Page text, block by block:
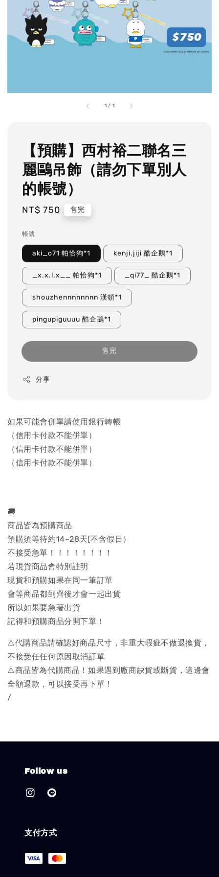
1 / 1
【預購】西村裕二聯名三
麗鷗吊飾（請勿下單別人
的帳號）
Regular
NT$ 750 售完
帳號
aki_o71 帕恰狗*1 kenji.jiji 酷企鵝*1
_x.x.l.x__ 帕恰狗*1 _qi77_ 酷企鵝*1
shouzhennnnnnnn 漢頓*1
pingupiguuuu 酷企鵝*1
售完
分享
如果可能會併單請使用銀行轉帳
（信用卡付款不能併單）
（信用卡付款不能併單）
（信用卡付款不能併單）
🚚
商品皆為預購商品
預購須等待約14~28天(不含假日）
不接受急單！！！！！！！！
若現貨商品會特別註明
現貨和預購如果在同一筆訂單
會等商品都到齊後才會一起出貨
所以如果要急著出貨
記得和預購商品分開下單！
⚠️代購商品請確認好商品尺寸，非重大瑕疵不做退換貨，
不接受任任何原因取消訂單
⚠️商品皆為代購商品！如果遇到廠商缺貨或斷貨，這邊會
全額退款，可以接受再下單！
/
Follow us
支付方式